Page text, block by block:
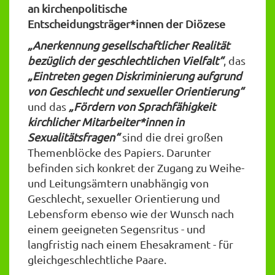
an kirchenpolitische
Entscheidungsträger*innen der Diözese
„Anerkennung gesellschaftlicher Realität
bezüglich der geschlechtlichen Vielfalt“, das
„Eintreten gegen Diskriminierung aufgrund
von Geschlecht und sexueller Orientierung“
und das „Fördern von Sprachfähigkeit
kirchlicher Mitarbeiter*innen in
Sexualitätsfragen“sind die drei großen
Themenblöcke des Papiers. Darunter
befinden sich konkret der Zugang zu Weihe-
und Leitungsämtern unabhängig von
Geschlecht, sexueller Orientierung und
Lebensform ebenso wie der Wunsch nach
einem geeigneten Segensritus - und
langfristig nach einem Ehesakrament - für
gleichgeschlechtliche Paare.